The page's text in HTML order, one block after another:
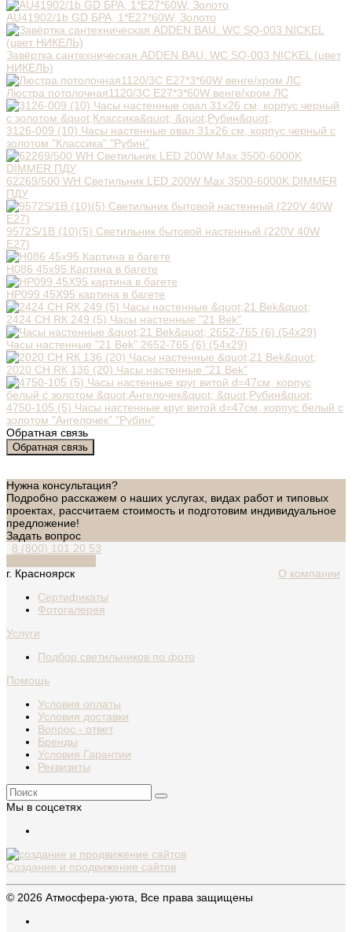
AU41902/1b GD БРА, 1*E27*60W, Золото
Завёртка сантехническая ADDEN BAU. WC SQ-003 NICKEL (цвет
НИКЕЛЬ)
Люстра потолочная1120/3C E27*3*60W венге/хром ЛС
3126-009 (10) Часы настенные овал 31х26 см, корпус черный с
золотом "Классика" "Рубин"
62269/500 WH Светильник LED 200W Max 3500-6000K DIMMER
ПДУ
9572S/1B (10)(5) Светильник бытовой настенный (220V 40W
E27)
H086 45x95 Картина в багете
НР099 45Х95 картина в багете
2424 СН RК 249 (5) Часы настенные "21 Bek"
Часы настенные "21 Bek" 2652-765 (6) (54х29)
2020 СН RК 136 (20) Часы настенные "21 Bek"
4750-105 (5) Часы настенные круг витой d=47см, корпус белый с
золотом "Ангелочек" "Рубин"
Обратная связь
Обратная связь
Нужна консультация?
Подробно расскажем о наших услугах, видах работ и типовых
проектах, рассчитаем стоимость и подготовим индивидуальное
предложение!
Задать вопрос
8 (800) 101 20 53
г. Красноярск
О компании
Сертификаты
Фотогалерея
Услуги
Подбор светильников по фото
Помощь
Условия оплаты
Условия доставки
Вопрос - ответ
Бренды
Условия Гарантии
Реквизиты
Мы в соцсетях
Создание и продвижение сайтов
© 2026 Атмосфера-уюта, Все права защищены